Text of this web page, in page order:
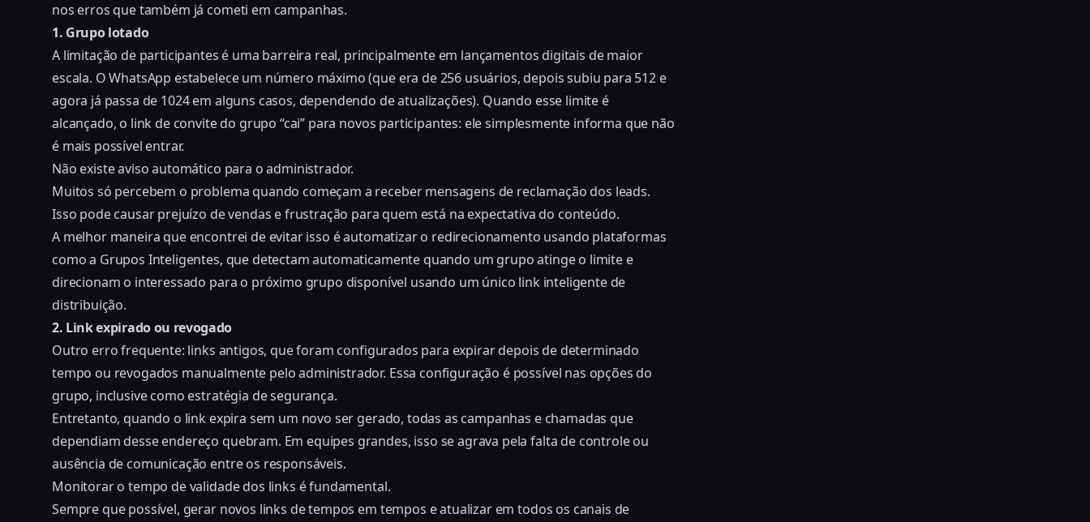
nos erros que também já cometi em campanhas.
1. Grupo lotado
A limitação de participantes é uma barreira real, principalmente em lançamentos digitais de maior
escala. O WhatsApp estabelece um número máximo (que era de 256 usuários, depois subiu para 512 e
agora já passa de 1024 em alguns casos, dependendo de atualizações). Quando esse limite é
alcançado, o link de convite do grupo “cai” para novos participantes: ele simplesmente informa que não
é mais possível entrar.
Não existe aviso automático para o administrador.
Muitos só percebem o problema quando começam a receber mensagens de reclamação dos leads.
Isso pode causar prejuízo de vendas e frustração para quem está na expectativa do conteúdo.
A melhor maneira que encontrei de evitar isso é automatizar o redirecionamento usando plataformas
como a Grupos Inteligentes, que detectam automaticamente quando um grupo atinge o limite e
direcionam o interessado para o próximo grupo disponível usando um único link inteligente de
distribuição.
2. Link expirado ou revogado
Outro erro frequente: links antigos, que foram configurados para expirar depois de determinado
tempo ou revogados manualmente pelo administrador. Essa configuração é possível nas opções do
grupo, inclusive como estratégia de segurança.
Entretanto, quando o link expira sem um novo ser gerado, todas as campanhas e chamadas que
dependiam desse endereço quebram. Em equipes grandes, isso se agrava pela falta de controle ou
ausência de comunicação entre os responsáveis.
Monitorar o tempo de validade dos links é fundamental.
Sempre que possível, gerar novos links de tempos em tempos e atualizar em todos os canais de